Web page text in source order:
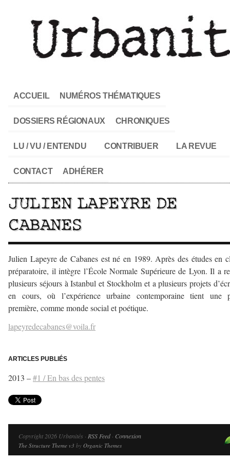
ACCUEIL NUMÉROS THÉMATIQUES
DOSSIERS RÉGIONAUX CHRONIQUES
LU / VU / ENTENDU CONTRIBUER LA REVUE
CONTACT ADHÉRER
JULIEN LAPEYRE DE
CABANES
Julien Lapeyre de Cabanes est né en 1989. Après des études en
préparatoire, il intègre l’École Normale Supérieure de Lyon. Il a
plusieurs séjours à Istanbul et Stockholm et a plusieurs projets
en cours, où l’expérience urbaine contemporaine tient une
première, comme monde social et poétique.
lapeyredecabanes@voila.fr
ARTICLES PUBLIÉS
2013 –#1 / En bas des pentes
Copyright 2026 Urbanités · RSS Feed· Connexion
The Structure Theme v3 by Organic Themes